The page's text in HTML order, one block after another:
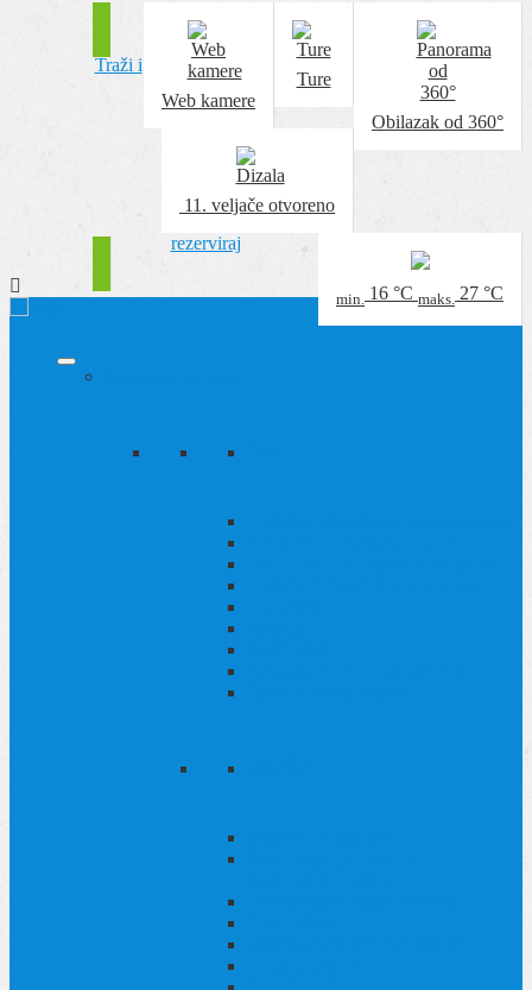
Obilazak od 360°
Ture
Web kamere
11. veljače otvoreno
min. 16 °C maks. 27 °C
Traži i
rezerviraj